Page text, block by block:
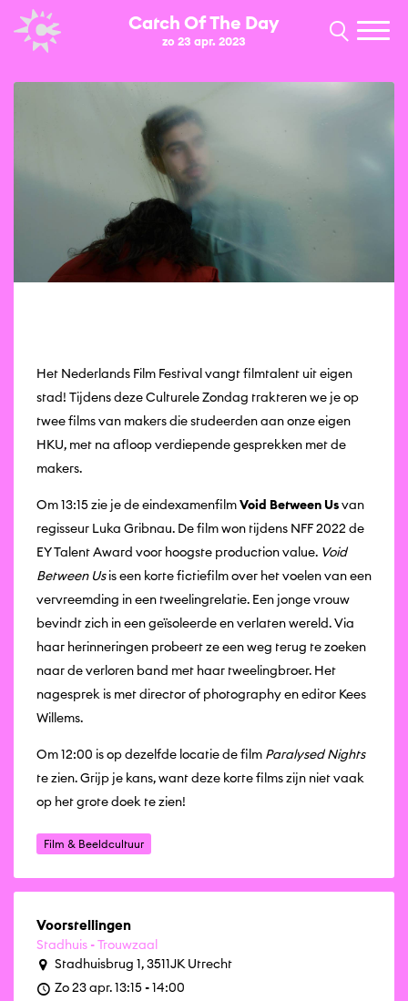
Catch Of The Day
zo 23 apr. 2023
Het Nederlands Film Festival vangt filmtalent uit eigen
stad! Tijdens deze Culturele Zondag trakteren we je op
twee films van makers die studeerden aan onze eigen
HKU, met na afloop verdiepende gesprekken met de
makers.
Om 13:15 zie je de eindexamenfilmVoid Between Usvan
regisseur Luka Gribnau. De film won tijdens NFF 2022 de
EY Talent Award voor hoogste production value. Void
Between Usis een korte fictiefilm over het voelen van een
vervreemding in een tweelingrelatie. Een jonge vrouw
bevindt zich in een geïsoleerde en verlaten wereld. Via
haar herinneringen probeert ze een weg terug te zoeken
naar de verloren band met haar tweelingbroer. Het
nagesprek is met director of photography en editor Kees
Willems.
Om 12:00 is op dezelfde locatie de film Paralysed Nights
te zien. Grijp je kans, want deze korte films zijn niet vaak
op het grote doek te zien!
Film & Beeldcultuur
Voorstellingen
Stadhuis - Trouwzaal
Stadhuisbrug 1, 3511JK Utrecht
Zo 23 apr. 13:15 - 14:00